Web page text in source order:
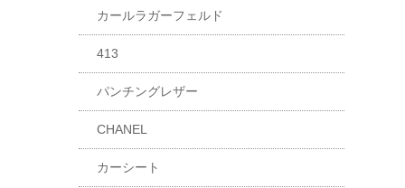
カールラガーフェルド
413
パンチングレザー
CHANEL
カーシート